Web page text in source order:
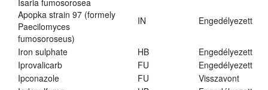
Isaria fumosorosea
Apopka strain 97 (formely
Paecilomyces
fumosoroseus)
IN Engedélyezett
Iron sulphate HB
Engedélyezett
Iprovalicarb
FU
Engedélyezett
Ipconazole
FU
Visszavont